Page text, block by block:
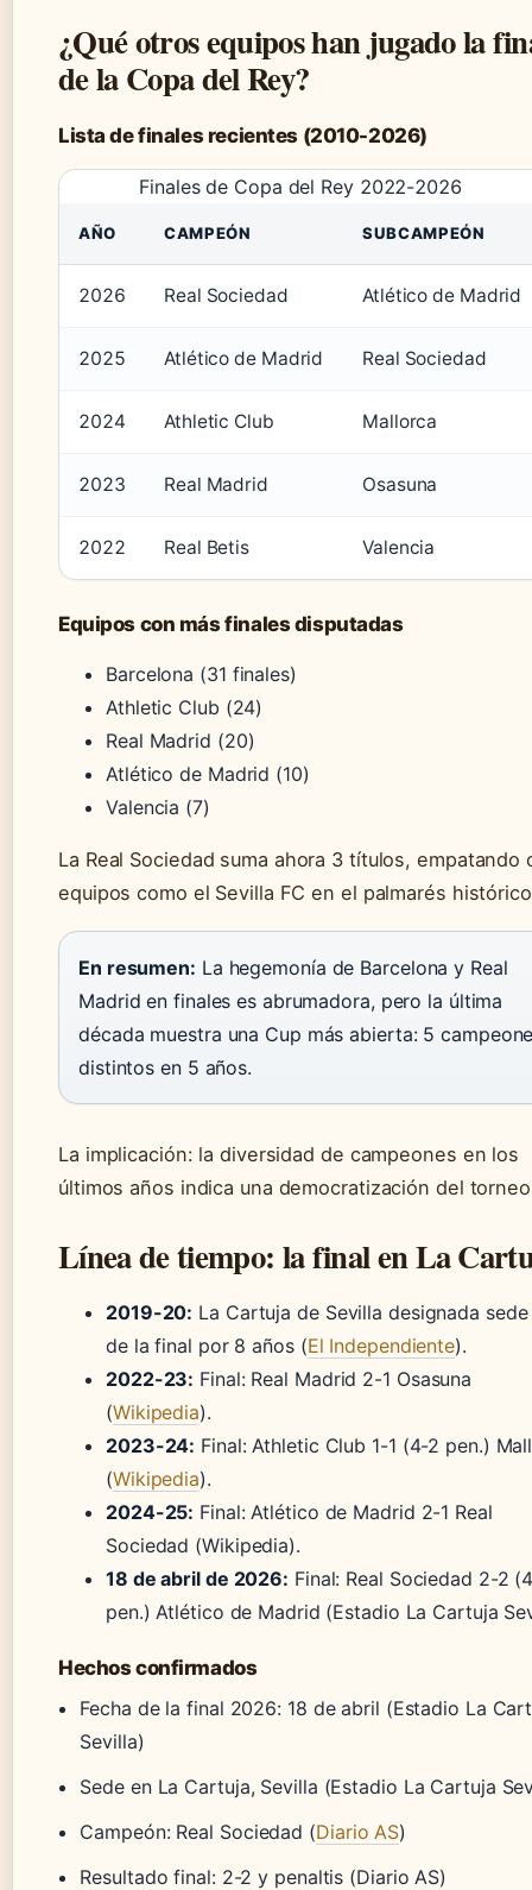
¿Qué otros equipos han jugado la
de la Copa del Rey?
Lista de finales recientes (2010-2026)
Finales de Copa del Rey 2022-2026
AÑO CAMPEÓN SUBCAMPEÓN
2026 Real Sociedad Atlético de Madrid
2025 Atlético de Madrid Real Sociedad
2024 Athletic Club Mallorca
2023 Real Madrid Osasuna
2022 Real Betis Valencia
Equipos con más finales disputadas
Barcelona (31 finales)
Athletic Club (24)
Real Madrid (20)
Atlético de Madrid (10)
Valencia (7)
La Real Sociedad suma ahora 3 títulos, empatando
equipos como el Sevilla FC en el palmarés
En resumen: La hegemonía de Barcelona y Real
Madrid en finales es abrumadora, pero la última
década muestra una Cup más abierta: 5
distintos en 5 años.
La implicación: la diversidad de campeones en los
últimos años indica una democratización del
Línea de tiempo: la final en La
2019-20: La Cartuja de Sevilla designada
de la final por 8 años (El Independiente).
2022-23: Final: Real Madrid 2-1 Osasuna
(Wikipedia).
2023-24: Final: Athletic Club 1-1 (4-2 pen.)
(Wikipedia).
2024-25: Final: Atlético de Madrid 2-1 Real
Sociedad (Wikipedia).
18 de abril de 2026: Final: Real Sociedad 2-2
pen.) Atlético de Madrid (Estadio La Cartuja
Hechos confirmados
Fecha de la final 2026: 18 de abril (Estadio La
Sevilla)
Sede en La Cartuja, Sevilla (Estadio La Cartuja
Campeón: Real Sociedad (Diario AS)
Resultado final: 2-2 y penaltis (Diario AS)